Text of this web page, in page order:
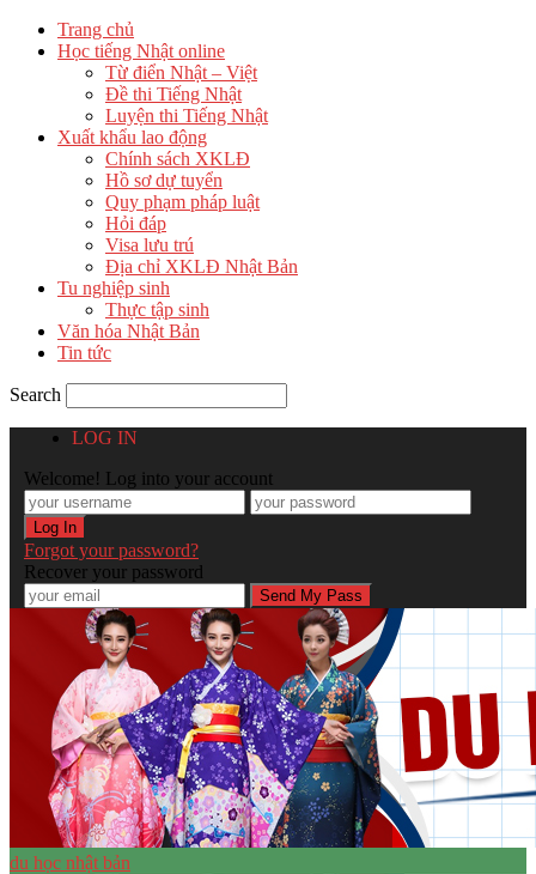
Trang chủ
Học tiếng Nhật online
Từ điển Nhật – Việt
Đề thi Tiếng Nhật
Luyện thi Tiếng Nhật
Xuất khẩu lao động
Chính sách XKLĐ
Hồ sơ dự tuyển
Quy phạm pháp luật
Hỏi đáp
Visa lưu trú
Địa chỉ XKLĐ Nhật Bản
Tu nghiệp sinh
Thực tập sinh
Văn hóa Nhật Bản
Tin tức
Search
LOG IN
Welcome! Log into your account
Forgot your password?
Recover your password
du học nhật bản